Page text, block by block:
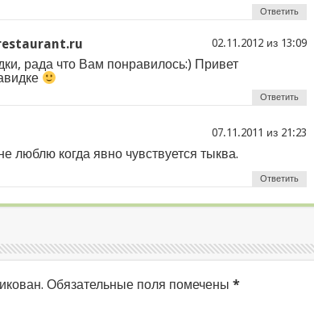
Ответить
из
рада что Вам понравилось:) Привет
Ответить
из
люблю когда явно чувствуется тыква.
Ответить
Обязательные поля помечены *